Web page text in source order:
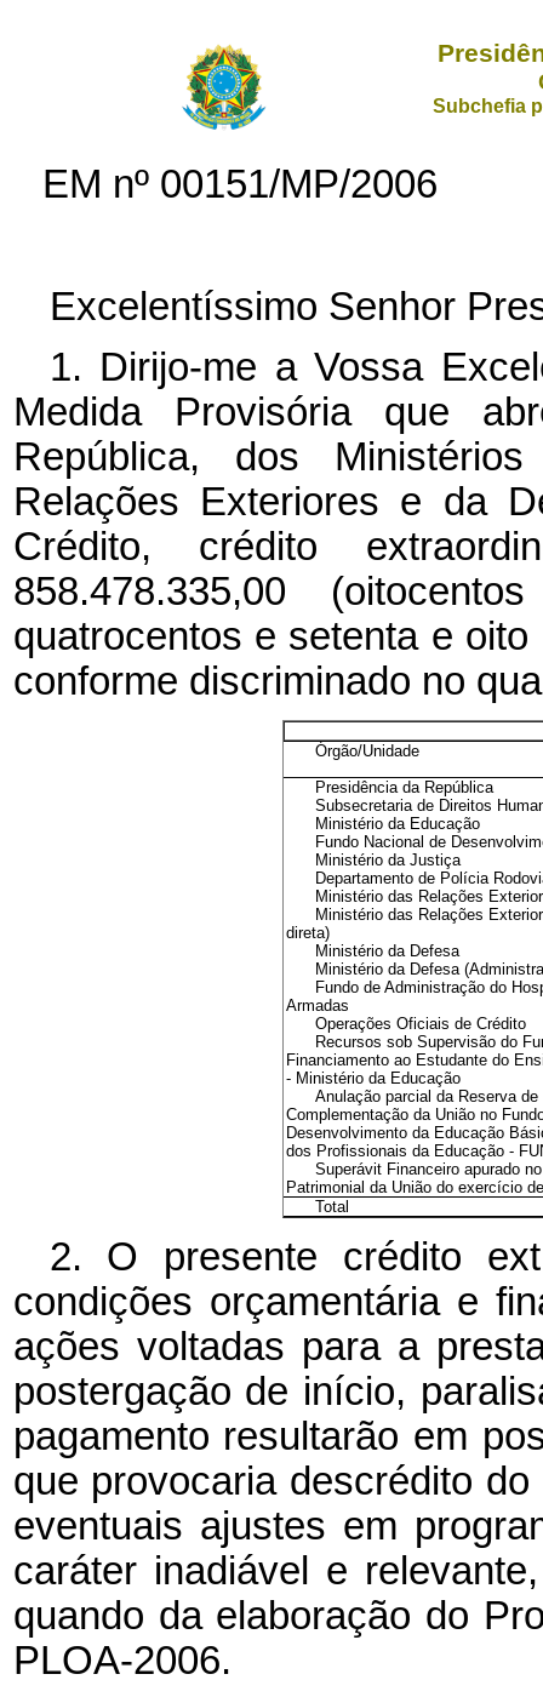
Subchefia
EM nº 00151/MP/2006
Excelentíssimo Senhor
1. Dirijo-me a Vossa
Medida Provisória que
República, dos
Relações Exteriores e da
Crédito, crédito
858.478.335,00
quatrocentos e setenta e
conforme discriminado no
Órgão/Unidade
Presidência da República
Subsecretaria de Direitos
Ministério da Educação
Fundo Nacional de
Ministério da Justiça
Departamento de Polícia
Ministério das Relações
Ministério das Relações
direta)
Ministério da Defesa
Ministério da Defesa
Fundo de Administração do
Armadas
Operações Oficiais de Crédito
Recursos sob Supervisão do
Financiamento ao Estudante do
- Ministério da Educação
Anulação parcial da Reserva de
Complementação da União no
Desenvolvimento da Educação
dos Profissionais da Educação -
Superávit Financeiro apurado
Patrimonial da União do exercício
Total
2. O presente crédito
condições orçamentária e
ações voltadas para a
postergação de início,
pagamento resultarão em
que provocaria descrédito
eventuais ajustes em
caráter inadiável e
quando da elaboração do
PLOA-2006.